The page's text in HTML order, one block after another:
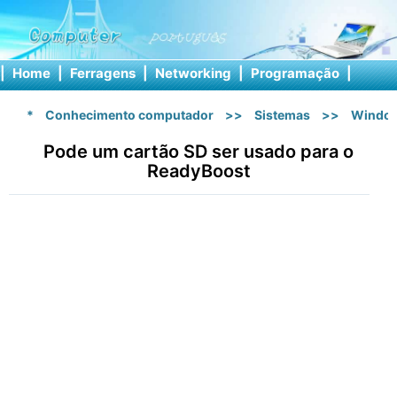
| Home | Ferragens | Networking | Programação |
* Conhecimento computador >> Sistemas >>
Pode um cartão SD ser usado para o
ReadyBoost